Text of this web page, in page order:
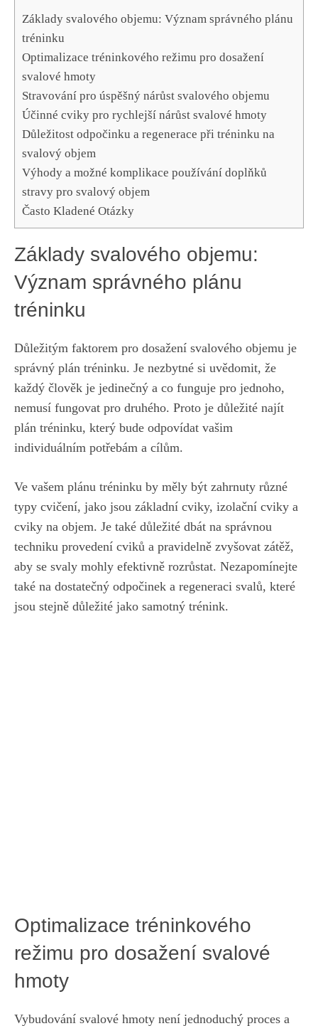
Základy svalového objemu: Význam správného plánu
tréninku
Optimalizace tréninkového režimu pro dosažení
svalové hmoty
Stravování pro úspěšný nárůst svalového objemu
Účinné cviky pro rychlejší nárůst svalové hmoty
Důležitost odpočinku a regenerace při tréninku na
svalový objem
Výhody a možné komplikace používání doplňků
stravy pro svalový objem
Často Kladené Otázky
Základy svalového objemu:
Význam správného plánu
tréninku
Důležitým faktorem pro dosažení svalového objemu je
správný plán tréninku. Je nezbytné si uvědomit, že
každý člověk je jedinečný a co funguje pro jednoho,
nemusí fungovat pro druhého. Proto je důležité najít
plán tréninku, který bude odpovídat vašim
individuálním potřebám a cílům.
Ve vašem plánu tréninku by měly být zahrnuty různé
typy cvičení, jako jsou základní cviky, izolační cviky a
cviky na objem. Je také důležité dbát na správnou
techniku provedení cviků a pravidelně zvyšovat zátěž,
aby se svaly mohly efektivně rozrůstat. Nezapomínejte
také na dostatečný odpočinek a regeneraci svalů, které
jsou stejně důležité jako samotný trénink.
Optimalizace tréninkového
režimu pro dosažení svalové
hmoty
Vybudování svalové hmoty není jednoduchý proces a